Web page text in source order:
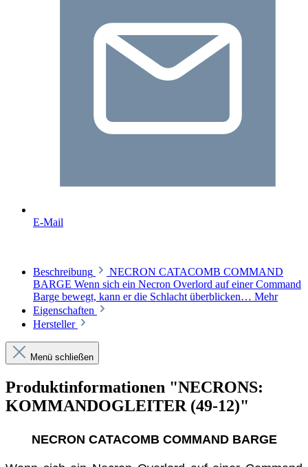
E-Mail
Beschreibung
NECRON CATACOMB COMMAND
BARGE Wenn sich ein Necron Overlord auf einer Command
Barge bewegt, kann er die Schlacht überblicken… Mehr
Eigenschaften
Hersteller
Menü schließen
Produktinformationen "NECRONS:
KOMMANDOGLEITER (49-12)"
NECRON CATACOMB COMMAND BARGE